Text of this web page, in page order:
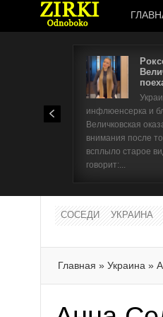
инфлюенсерка и
Величковская
внимания после
всплыло старое
говорит:...
СОСЕДИ УКРАИНА
Главная » Украина »